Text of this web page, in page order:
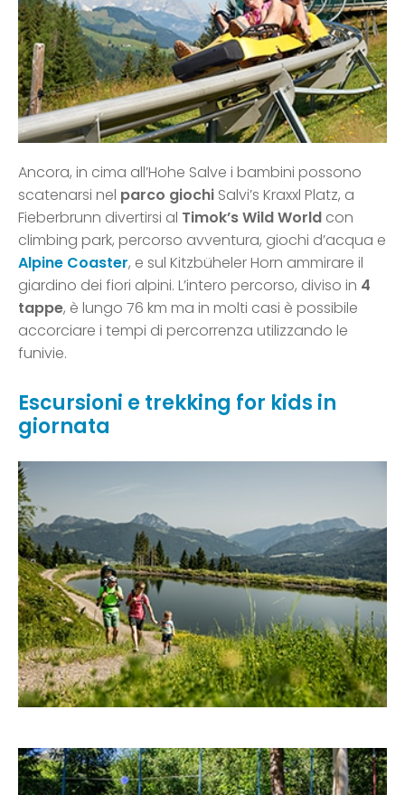
Ancora, in cima all’Hohe Salve i bambini possono
scatenarsi nel parco giochi Salvi’s Kraxxl Platz, a
Fieberbrunn divertirsi al Timok’s Wild World con
climbing park, percorso avventura, giochi d’acqua e
Alpine Coaster, e sul Kitzbüheler Horn ammirare il
giardino dei fiori alpini. L’intero percorso, diviso in 4
tappe, è lungo 76 km ma in molti casi è possibile
accorciare i tempi di percorrenza utilizzando le
funivie.
Escursioni e trekking for kids in
giornata